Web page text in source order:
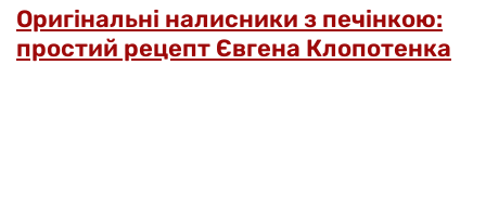
Оригінальні налисники з печінкою:
простий рецепт Євгена Клопотенка